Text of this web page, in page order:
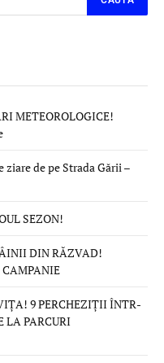
METEOROLOGICE!
de pe Strada Gării –
SEZON!
DIN RĂZVAD!
9 PERCHEZIȚII ÎNTR-
LA PARCURI